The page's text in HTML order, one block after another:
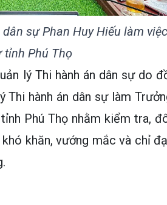
sự Phan Huy Hiếu làm
tỉnh Phú Thọ
lý Thi hành án dân sự do
Thi hành án dân sự làm
Phú Thọ nhằm kiểm tra,
khăn, vướng mắc và chỉ